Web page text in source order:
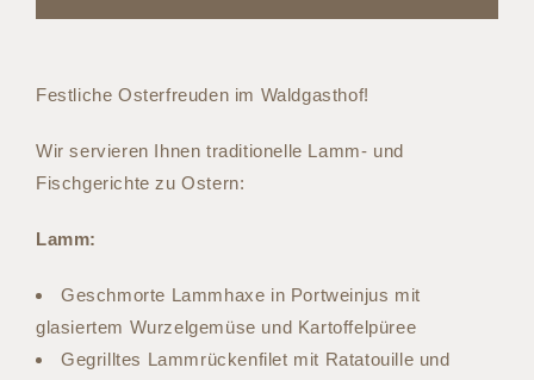
Festliche Osterfreuden im Waldgasthof!
Wir servieren Ihnen traditionelle Lamm- und
Fischgerichte zu Ostern:
Lamm:
Geschmorte Lammhaxe in Portweinjus mit
glasiertem Wurzelgemüse und Kartoffelpüree
Gegrilltes Lammrückenfilet mit Ratatouille und